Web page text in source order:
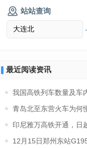
站站查询
-
最近阅读资讯
我国高铁列车数量及车
青岛北至东营火车为何
印尼雅万高铁开通，日
12月15日郑州东站